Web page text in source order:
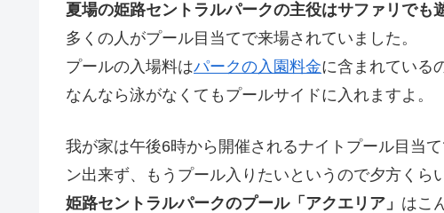
夏場の姫路セントラルパークの主役はサファリでも
多くの人がプール目当てで来場されていました。
プールの入場料はパークの入園料金に含まれている
なんなら泳がなくてもプールサイドに入れますよ。
我が家は午後6時から開催されるナイトプール目当
ン出来ず、もうプール入りたいというので夕方くら
姫路セントラルパークのプール「アクエリア」 はこ